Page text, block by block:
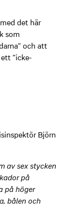
det här
som
och att
”icke-
Björn
av sex stycken
på
på höger
bålen och